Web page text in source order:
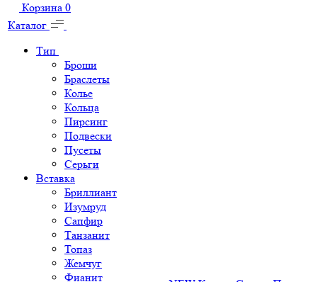
Корзина 0
Каталог
Тип
Броши
Браслеты
Колье
Кольца
Пирсинг
Подвески
Пусеты
Серьги
Вставка
Бриллиант
Изумруд
Сапфир
Танзанит
Топаз
Жемчуг
Фианит